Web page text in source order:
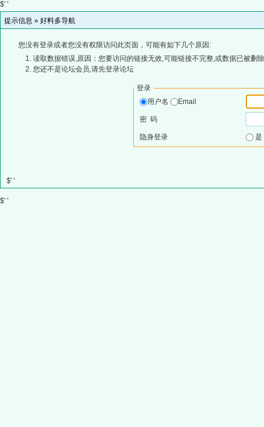
$' '
提示信息 » 好料多导航
您没有登录或者您没有权限访问此页面，可能有如下几个原因:
读取数据错误,原因：您要访问的链接无效,可能链接不完整,或数据已被删
您还不是论坛会员,请先登录论坛
登录
用户名
Email
密 码
隐身登录
$' '
$' '